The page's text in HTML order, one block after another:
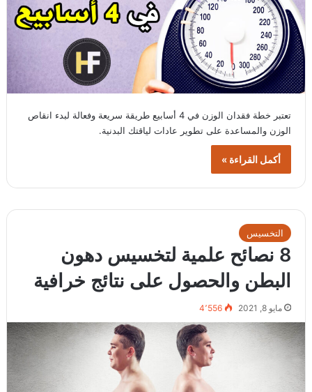
تعتبر خطة فقدان الوزن في 4 أسابيع طريقة سريعة وفعالة لبدء انقاص
الوزن والمساعدة على تطوير عادات لياقتك البدنية.
أكمل القراءة »
التخسيس
8 نصائح علمية لتخسيس دهون
البطن والحصول على نتائج خرافية
مايو 8, 2021 4٬556